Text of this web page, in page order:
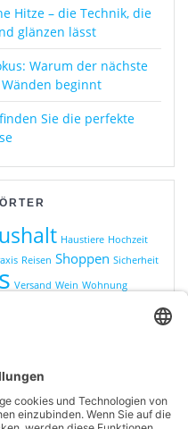
Hitze – die Technik, die
glänzen lässt
Warum der nächste
beginnt
Sie die perfekte
Haustiere Hochzeit
Reisen Shoppen Sicherheit
Versand Wein Wohnung